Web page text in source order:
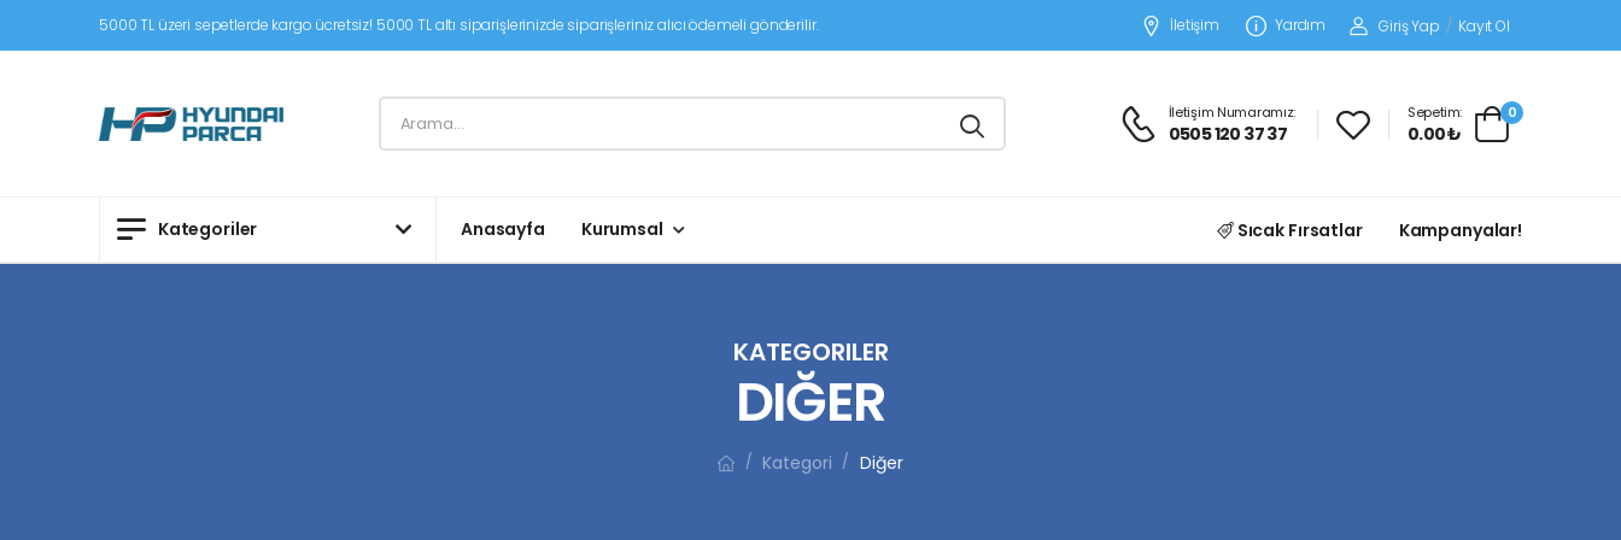
5000 TL üzeri sepetlerde kargo ücretsiz! 5000 TL altı siparişlerinizde siparişleriniz alıcı ödemeli gönderilir. İletişim Yardım Giriş Yap / Kayıt Ol
İletişim Numaramız:
0505 120 37 37
Sepetim:
0.00 ₺
0
Kategoriler Anasayfa Kurumsal Sıcak Fırsatlar Kampanyalar!
KATEGORILER
DIĞER
/ Kategori / Diğer